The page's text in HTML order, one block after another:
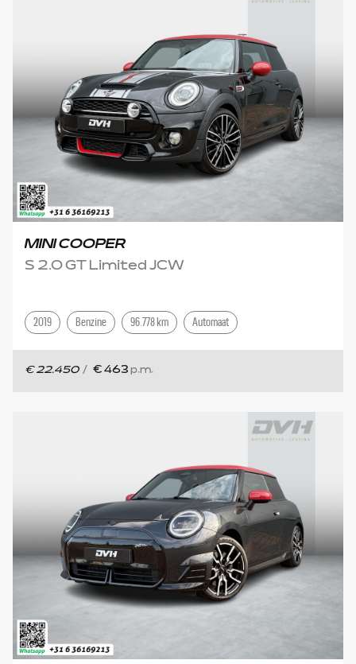
MINI COOPER
S 2.0 GT Limited JCW
2019 Benzine 96.778 km Automaat
€ 22.450 / € 463 p.m.